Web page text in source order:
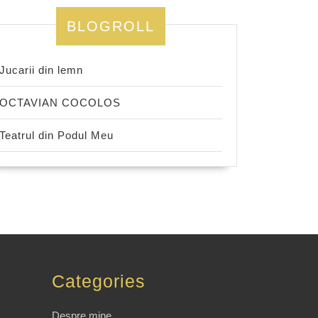
BLOGROLL
Jucarii din lemn
OCTAVIAN COCOLOS
Teatrul din Podul Meu
Categories